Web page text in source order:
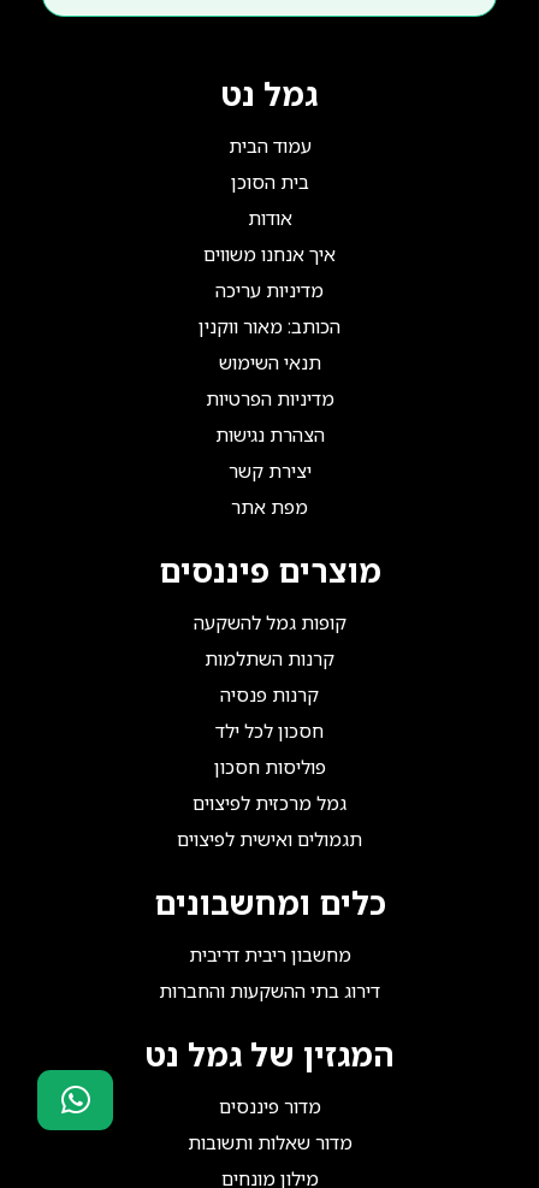
גמל נט
עמוד הבית
בית הסוכן
אודות
איך אנחנו משווים
מדיניות עריכה
הכותב: מאור ווקנין
תנאי השימוש
מדיניות הפרטיות
הצהרת נגישות
יצירת קשר
מפת אתר
מוצרים פיננסים
קופות גמל להשקעה
קרנות השתלמות
קרנות פנסיה
חסכון לכל ילד
פוליסות חסכון
גמל מרכזית לפיצוים
תגמולים ואישית לפיצוים
כלים ומחשבונים
מחשבון ריבית דריבית
דירוג בתי ההשקעות והחברות
המגזין של גמל נט
מדור פיננסים
מדור שאלות ותשובות
מילון מונחים